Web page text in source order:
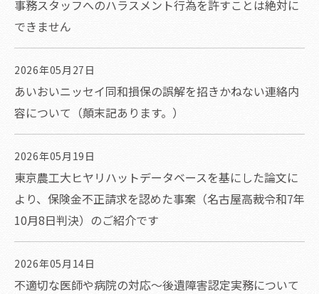
事務スタッフへのハラスメント行為を許すことは絶対に
できません
2026年05月27日
あいおいニッセイ同和損保の誤解を招きかねない連絡内
容について（顛末記あります。）
2026年05月19日
東京農工大ヒヤリハットデータベースを基にした論文に
より、保険金不正請求を認めた事案（名古屋高裁令和7年
10月8日判決）のご紹介です
2026年05月14日
不適切な医師や病院の対応～後遺障害認定実務について